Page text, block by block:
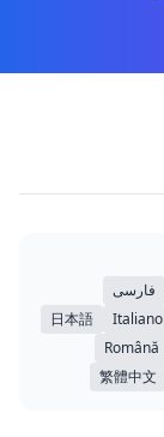
فارسی
Italiano
日本語
Română
繁體中文